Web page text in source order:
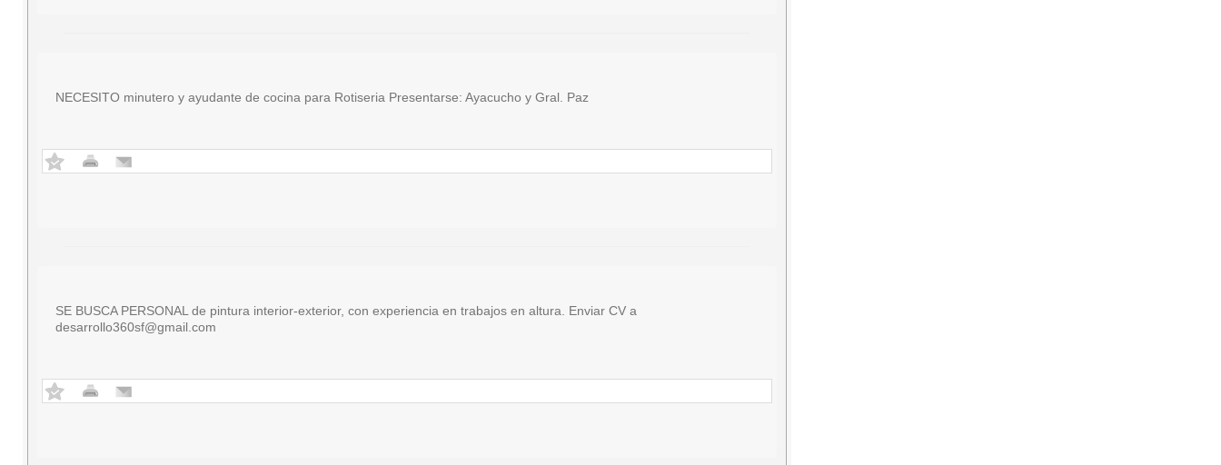
NECESITO minutero y ayudante de cocina para Rotiseria Presentarse: Ayacucho y Gral. Paz
SE BUSCA PERSONAL de pintura interior-exterior, con experiencia en trabajos en altura. Enviar CV a
desarrollo360sf@gmail.com